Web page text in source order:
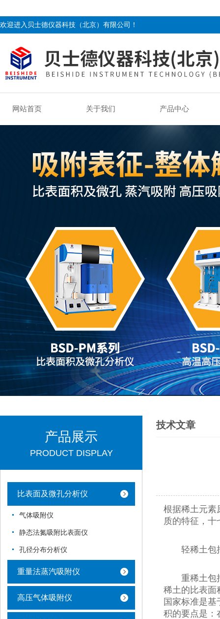
欢迎进入贝士德仪器科技（北京）有限公司！
网站首页 关于我们 产品中心
产品展示
PRODUCT DISPLAY
比表面及微孔分析仪
气体吸附仪
静态法氮吸附比表面仪
孔径分布分析仪
重量法蒸汽吸附仪
高压气体吸附仪
技术文章
根据稀土元素
质的特征，
轻稀土包括
重稀土包括
稀土的比表面
国家标准是
积的要点是：